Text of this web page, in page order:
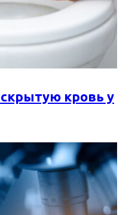
кровь у